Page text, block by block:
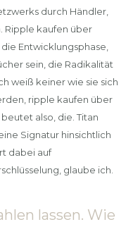
durch Händler,
Ripple kaufen über
Entwicklungsphase,
sein, die Radikalität
weiß keiner wie sie sich
ripple kaufen über
also, die. Titan
Signatur hinsichtlich
dabei auf
glaube ich.
lassen. Wie